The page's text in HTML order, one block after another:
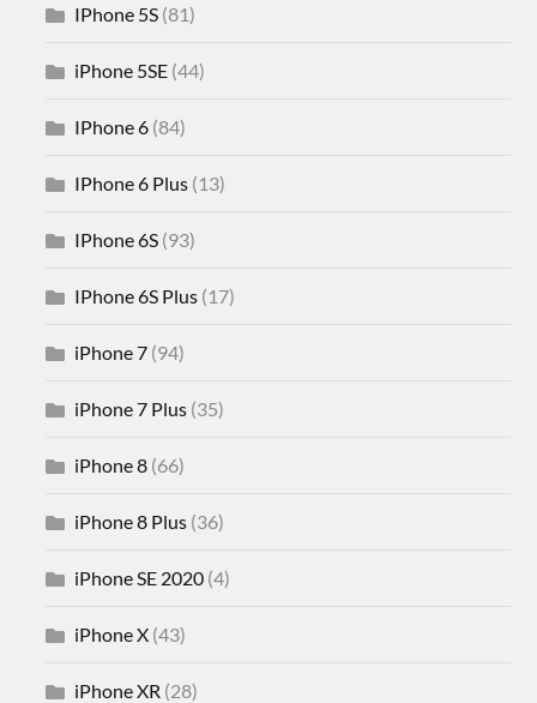
IPhone 5S (81)
iPhone 5SE (44)
IPhone 6 (84)
IPhone 6 Plus (13)
IPhone 6S (93)
IPhone 6S Plus (17)
iPhone 7 (94)
iPhone 7 Plus (35)
iPhone 8 (66)
iPhone 8 Plus (36)
iPhone SE 2020 (4)
iPhone X (43)
iPhone XR (28)